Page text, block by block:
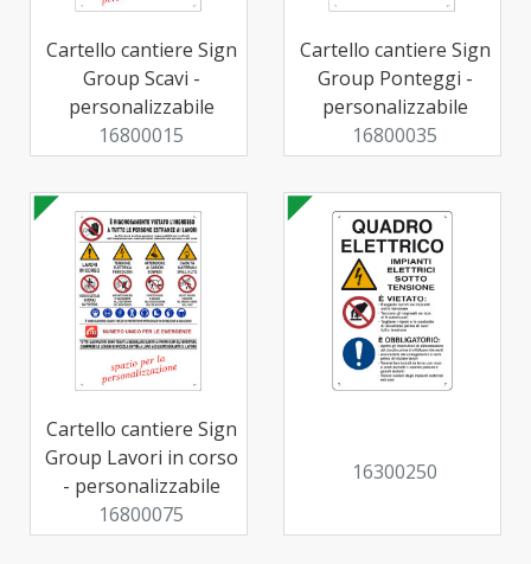
Cartello cantiere Sign
Group Scavi -
personalizzabile
16800015
Cartello cantiere Sign
Group Ponteggi -
personalizzabile
16800035
Cartello cantiere Sign
Group Lavori in corso
- personalizzabile
16800075
16300250